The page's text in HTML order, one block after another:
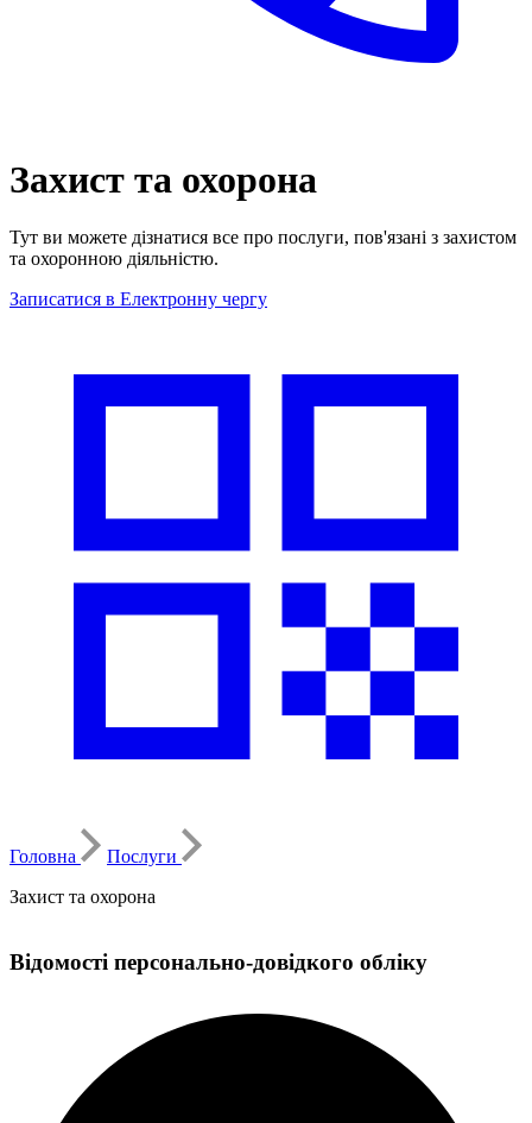
Захист та охорона
Тут ви можете дізнатися все про послуги, пов'язані з захистом
та охоронною діяльністю.
Записатися в Електронну чергу
Головна
Послуги
Захист та охорона
Відомості персонально-довідкого обліку